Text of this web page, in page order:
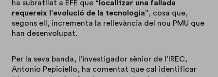
ha subratllat a EFE que “localitzar una fallada
requereix l’evolució de la tecnologia”, cosa que,
segons ell, incrementa la rellevància del nou PMU que
han desenvolupat.
Per la seva banda, l’investigador sènior de l’IREC,
Antonio Pepiciello, ha comentat que cal identificar